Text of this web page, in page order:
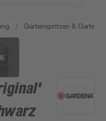
/ Gartenspritzen &
6